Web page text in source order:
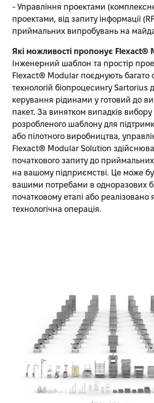
- Управління проектами
проектами, від запиту інформації
приймальних випробувань на
Які можливості пропонує Flexact®
Інженерний шаблон та простір
Flexact® Modular поєднують багато
технологій біопроцесингу Sartorius
керування рідинами у готовий до
пакет. За винятком випадків
розробленого шаблону для
або пілотного виробництва,
Flexact® Modular Solution
початкового запиту до
на вашому підприємстві. Це може
вашими потребами в одноразових
початковому етапі або реалізовано
технологічна операція.